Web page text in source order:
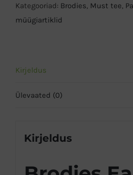
Kategooriad: Brodies, Must tee,
müügiartiklid
Kirjeldus
Ülevaated (0)
Kirjeldus